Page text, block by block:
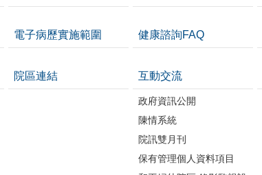
電子病歷實施範圍 健康諮詢FAQ
院區連結 互動交流
政府資訊公開
陳情系統
院訊雙月刊
保有管理個人資料項目